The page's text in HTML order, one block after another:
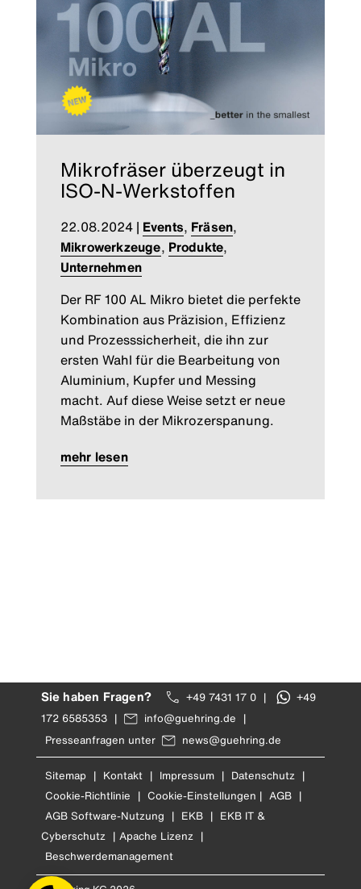
Mikrofräser überzeugt in
ISO-N-Werkstoffen
22.08.2024| Events, Fräsen,
Mikrowerkzeuge, Produkte,
Unternehmen
Der RF 100 AL Mikro bietet die perfekte
Kombination aus Präzision, Effizienz
und Prozesssicherheit, die ihn zur
ersten Wahl für die Bearbeitung von
Aluminium, Kupfer und Messing
macht. Auf diese Weise setzt er neue
Maßstäbe in der Mikrozerspanung.
mehr lesen
Sie haben Fragen? +49 7431 17 0 |
+49
172 6585353 | info@guehring.de |
Presseanfragen unter
news@guehring.de
Sitemap | Kontakt | Impressum | Datenschutz |
Cookie-Richtlinie | Cookie-Einstellungen | AGB |
AGB Software-Nutzung | EKB | EKB IT &
Cyberschutz | Apache Lizenz |
Beschwerdemanagement